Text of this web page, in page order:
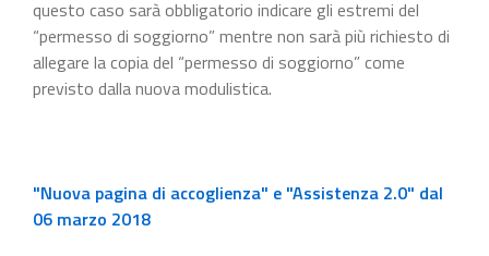
questo caso sarà obbligatorio indicare gli estremi del
“permesso di soggiorno” mentre non sarà più richiesto di
allegare la copia del “permesso di soggiorno” come
previsto dalla nuova modulistica.
"Nuova pagina di accoglienza" e "Assistenza 2.0" dal
06 marzo 2018